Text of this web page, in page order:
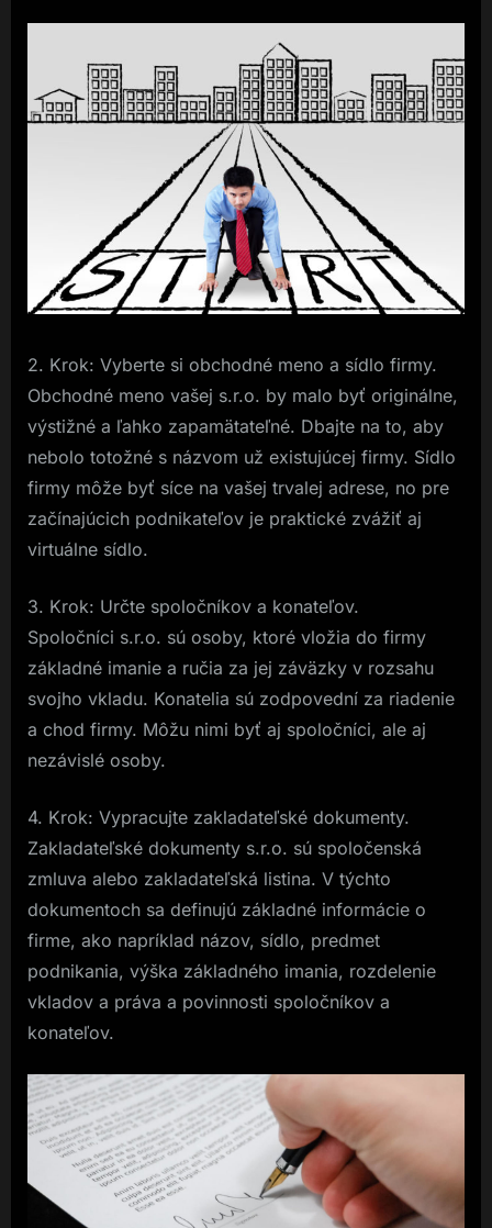
2. Krok: Vyberte si obchodné meno a sídlo firmy.
Obchodné meno vašej s.r.o. by malo byť originálne,
výstižné a ľahko zapamätateľné. Dbajte na to, aby
nebolo totožné s názvom už existujúcej firmy. Sídlo
firmy môže byť síce na vašej trvalej adrese, no pre
začínajúcich podnikateľov je praktické zvážiť aj
virtuálne sídlo.
3. Krok: Určte spoločníkov a konateľov.
Spoločníci s.r.o. sú osoby, ktoré vložia do firmy
základné imanie a ručia za jej záväzky v rozsahu
svojho vkladu. Konatelia sú zodpovední za riadenie
a chod firmy. Môžu nimi byť aj spoločníci, ale aj
nezávislé osoby.
4. Krok: Vypracujte zakladateľské dokumenty.
Zakladateľské dokumenty s.r.o. sú spoločenská
zmluva alebo zakladateľská listina. V týchto
dokumentoch sa definujú základné informácie o
firme, ako napríklad názov, sídlo, predmet
podnikania, výška základného imania, rozdelenie
vkladov a práva a povinnosti spoločníkov a
konateľov.